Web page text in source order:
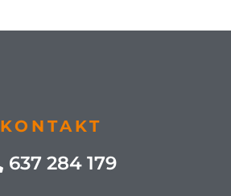
KONTAKT
637 284 179